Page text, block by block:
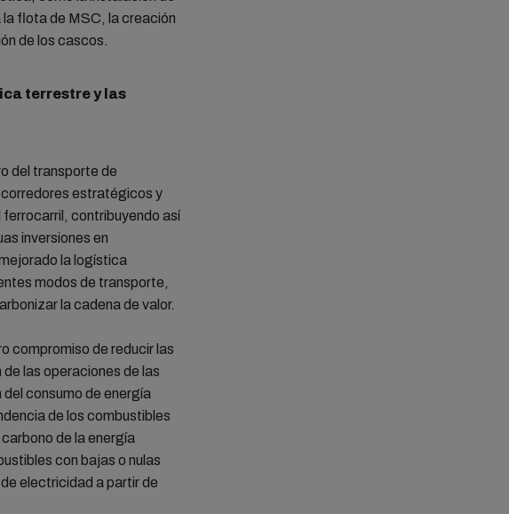
flota de MSC, la creación
de los cascos.
terrestre y las
del transporte de
corredores estratégicos y
contribuyendo así
inversiones en
la logística
modos de transporte,
la cadena de valor.
compromiso de reducir las
las operaciones de las
consumo de energía
de los combustibles
de la energía
con bajas o nulas
electricidad a partir de